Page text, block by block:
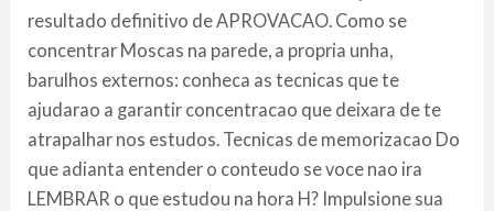
resultado definitivo de APROVACAO. Como se
concentrar Moscas na parede, a propria unha,
barulhos externos: conheca as tecnicas que te
ajudarao a garantir concentracao que deixara de te
atrapalhar nos estudos. Tecnicas de memorizacao Do
que adianta entender o conteudo se voce nao ira
LEMBRAR o que estudou na hora H? Impulsione sua